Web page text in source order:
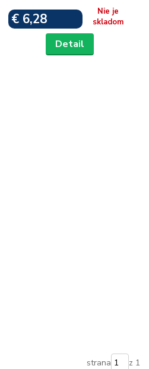
€ 6,28
Nie je
skladom
Detail
strana z 1